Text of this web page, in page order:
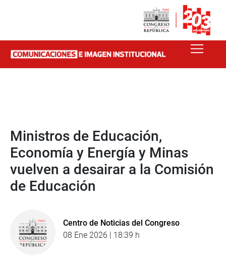
Ministros de Educación,
Economía y Energía y Minas
vuelven a desairar a la Comisión
de Educación
Centro de Noticias del Congreso
08 Ene 2026 | 18:39 h